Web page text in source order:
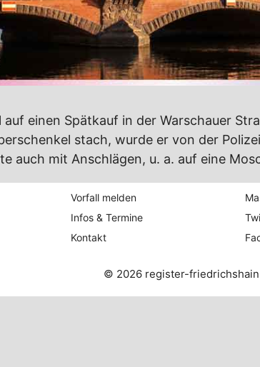
einen Spätkauf in der Warschauer
stach, wurde er von der
auch mit Anschlägen, u. a. auf eine
Vorfall melden
Infos & Termine
Kontakt
© 2026 register-